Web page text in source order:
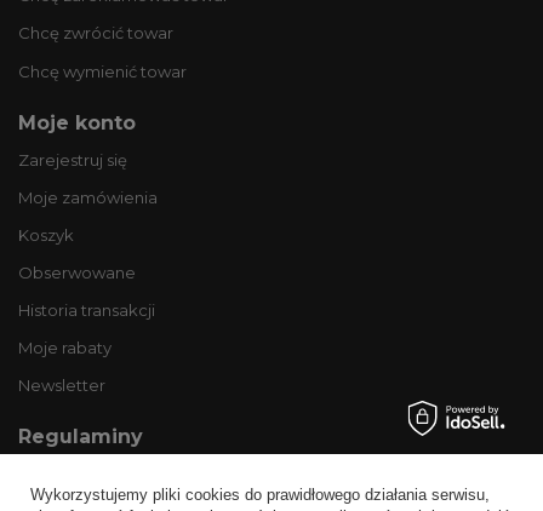
Chcę zwrócić towar
Chcę wymienić towar
Moje konto
Zarejestruj się
Moje zamówienia
Koszyk
Obserwowane
Historia transakcji
Moje rabaty
Newsletter
Regulaminy
Wykorzystujemy pliki cookies do prawidłowego działania serwisu,